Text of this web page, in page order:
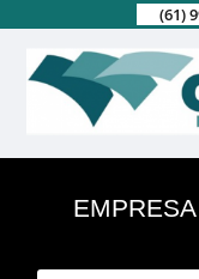
(61)